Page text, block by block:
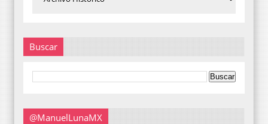
Buscar
@ManuelLunaMX